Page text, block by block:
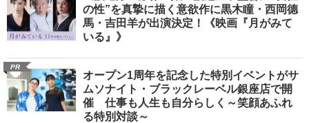
の性”を真摯に描く意欲作に黒木瞳・西岡德
馬・吉田羊が出演決定！《映画『月がみて
いる』》
PR
オープン1周年を記念した特別イベントがサ
ムソナイト・ブラックレーベル銀座店で開
催 仕事も人生も自分らしく～笑顔あふれ
る特別対談～